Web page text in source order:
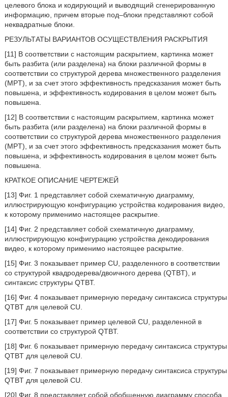
целевого блока и кодирующий и выводящий сгенерированную
информацию, причем вторые под–блоки представляют собой
неквадратные блоки.
РЕЗУЛЬТАТЫ ВАРИАНТОВ ОСУЩЕСТВЛЕНИЯ РАСКРЫТИЯ
[11] В соответствии с настоящим раскрытием, картинка может
быть разбита (или разделена) на блоки различной формы в
соответствии со структурой дерева множественного разделения
(MPT), и за счет этого эффективность предсказания может быть
повышена, и эффективность кодирования в целом может быть
повышена.
[12] В соответствии с настоящим раскрытием, картинка может
быть разбита (или разделена) на блоки различной формы в
соответствии со структурой дерева множественного разделения
(MPT), и за счет этого эффективность предсказания может быть
повышена, и эффективность кодирования в целом может быть
повышена.
КРАТКОЕ ОПИСАНИЕ ЧЕРТЕЖЕЙ
[13] Фиг. 1 представляет собой схематичную диаграмму,
иллюстрирующую конфигурацию устройства кодирования видео,
к которому применимо настоящее раскрытие.
[14] Фиг. 2 представляет собой схематичную диаграмму,
иллюстрирующую конфигурацию устройства декодирования
видео, к которому применимо настоящее раскрытие.
[15] Фиг. 3 показывает пример CU, разделенного в соответствии
со структурой квадродерева/двоичного дерева (QTBT), и
синтаксис структуры QTBT.
[16] Фиг. 4 показывает примерную передачу синтаксиса структуры
QTBT для целевой CU.
[17] Фиг. 5 показывает пример целевой CU, разделенной в
соответствии со структурой QTBT.
[18] Фиг. 6 показывает примерную передачу синтаксиса структуры
QTBT для целевой CU.
[19] Фиг. 7 показывает примерную передачу синтаксиса структуры
QTBT для целевой CU.
[20] Фиг. 8 представляет собой обобщенную диаграмму способа